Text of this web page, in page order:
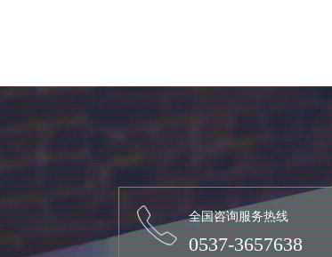
全国咨询服务热线
0537-3657638